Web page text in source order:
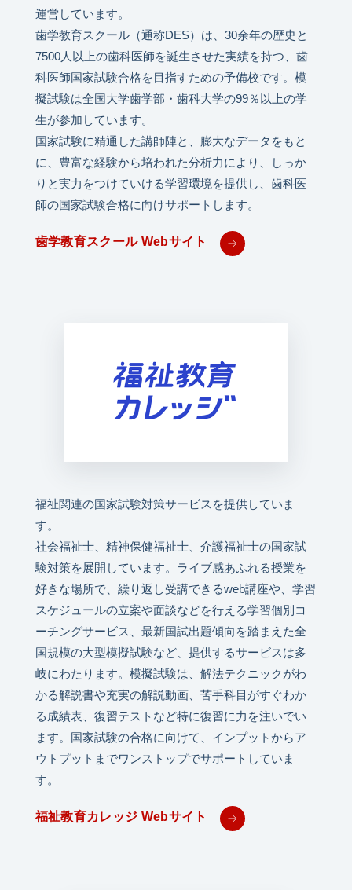
運営しています。
歯学教育スクール（通称DES）は、30余年の歴史と
7500人以上の歯科医師を誕生させた実績を持つ、歯
科医師国家試験合格を目指すための予備校です。模
擬試験は全国大学歯学部・歯科大学の99％以上の学
生が参加しています。
国家試験に精通した講師陣と、膨大なデータをもと
に、豊富な経験から培われた分析力により、しっか
りと実力をつけていける学習環境を提供し、歯科医
師の国家試験合格に向けサポートします。
歯学教育スクール Webサイト
福祉関連の国家試験対策サービスを提供していま
す。
社会福祉士、精神保健福祉士、介護福祉士の国家試
験対策を展開しています。ライブ感あふれる授業を
好きな場所で、繰り返し受講できるweb講座や、学習
スケジュールの立案や面談などを行える学習個別コ
ーチングサービス、最新国試出題傾向を踏まえた全
国規模の大型模擬試験など、提供するサービスは多
岐にわたります。模擬試験は、解法テクニックがわ
かる解説書や充実の解説動画、苦手科目がすぐわか
る成績表、復習テストなど特に復習に力を注いでい
ます。国家試験の合格に向けて、インプットからア
ウトプットまでワンストップでサポートしていま
す。
福祉教育カレッジ Webサイト